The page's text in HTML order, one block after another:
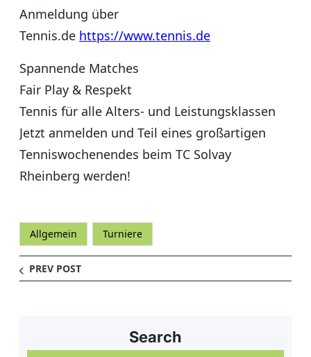
Anmeldung über
Tennis.de https://www.tennis.de
Spannende Matches
Fair Play & Respekt
Tennis für alle Alters- und Leistungsklassen
Jetzt anmelden und Teil eines großartigen
Tenniswochenendes beim TC Solvay
Rheinberg werden!
Allgemein Turniere
PREV POST
Search